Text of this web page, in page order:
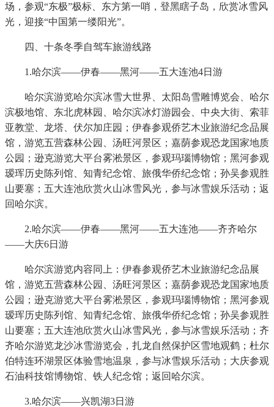
场，参观“东极”极标、东方第一哨，登黑瞎子岛，欣赏冰雪风
光，迎接“中国第一缕阳光”。
四、十条冬季自驾车旅游线路
1.哈尔滨——伊春——黑河——五大连池4日游
哈尔滨游览哈尔滨冰雪大世界、太阳岛雪雕博览会、哈尔
滨极地馆、东北虎林园、哈尔滨冰灯游园会、中央大街、索菲
亚教堂、龙塔、伏尔加庄园；伊春参观侨艺木业旅游纪念品展
馆，游览五营森林公园、汤旺河景区；嘉荫参观恐龙国家地质
公园；逊克游览大平台雾淞景区，参观玛瑙博物馆；黑河参观
瑷珲历史陈列馆、知青纪念馆、旅俄华侨纪念馆；孙吴参观胜
山要塞；五大连池欣赏火山冰雪风光，参与冰雪娱乐活动；返
回哈尔滨。
2.哈尔滨——伊春——黑河——五大连池——齐齐哈尔
——大庆6日游
哈尔滨游览内容同上：伊春参观侨艺木业旅游纪念品展
馆，游览五营森林公园、汤旺河景区；嘉荫参观恐龙国家地质
公园；逊克游览大平台雾淞景区，参观玛瑙博物馆；黑河参观
瑷珲历史陈列馆、知青纪念馆、旅俄华侨纪念馆；孙吴参观胜
山要塞；五大连池欣赏火山冰雪风光，参与冰雪娱乐活动；齐
齐哈尔游览龙沙冰雪游览会，扎龙自然保护区雪地观鹤；杜尔
伯特连环湖景区体验雪地温泉，参与冰雪娱乐活动；大庆参观
石油科技馆博物馆、铁人纪念馆；返回哈尔滨。
3.哈尔滨——兴凯湖3日游